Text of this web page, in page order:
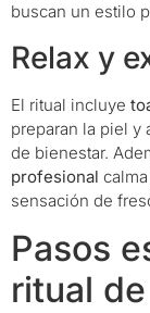
buscan un estilo
Relax y
El ritual incluye
preparan la piel y
de bienestar.
profesional
sensación de
Pasos
ritual